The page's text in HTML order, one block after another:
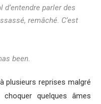
d’entendre parler des
remâché. C’est
been.
plusieurs reprises malgré
quelques âmes